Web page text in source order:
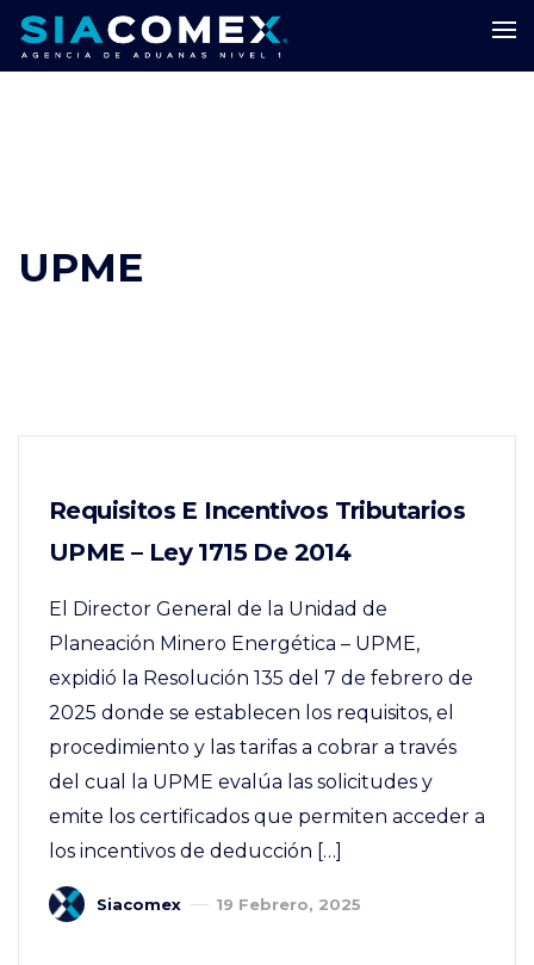
UPME
Requisitos E Incentivos Tributarios
UPME – Ley 1715 De 2014
El Director General de la Unidad de
Planeación Minero Energética – UPME,
expidió la Resolución 135 del 7 de febrero de
2025 donde se establecen los requisitos, el
procedimiento y las tarifas a cobrar a través
del cual la UPME evalúa las solicitudes y
emite los certificados que permiten acceder a
los incentivos de deducción […]
Siacomex 19 Febrero, 2025